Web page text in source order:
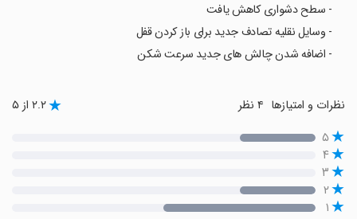
- سطح دشواری کاهش یافت
- وسایل نقلیه تصادف جدید برای باز کردن قفل
- اضافه شدن چالش های جدید سرعت شکن
نظرات و امتیازها ۲.۲ از ۵
۵
۴
۳
۲
۱